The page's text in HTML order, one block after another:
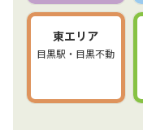
東エリア
目黒駅・目黒不動